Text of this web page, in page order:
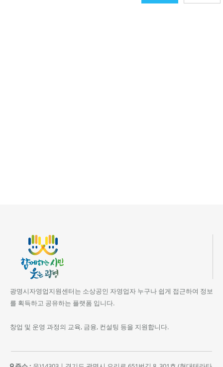
광명시자영업지원센터는 소상공인 자영업자 누구나 쉽게 접근하여 정보
를 획득하고 공유하는 플랫폼 입니다.
창업 및 운영 과정의 교육, 금융, 컨설팅 등을 지원합니다.